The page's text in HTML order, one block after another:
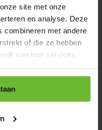
site met onze
en analyse. Deze
combineren met andere
of die ze hebben
van hun services.
Vergelijk